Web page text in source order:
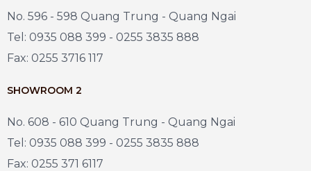
No. 596 - 598 Quang Trung - Quang Ngai
Tel: 0935 088 399 - 0255 3835 888
Fax: 0255 3716 117
SHOWROOM 2
No. 608 - 610 Quang Trung - Quang Ngai
Tel: 0935 088 399 - 0255 3835 888
Fax: 0255 371 6117